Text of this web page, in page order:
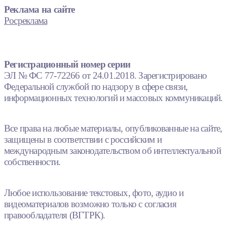
Реклама на сайте
Росреклама
Регистрационный номер серии
ЭЛ № ФС 77-72266 от 24.01.2018. Зарегистрировано
Федеральной службой по надзору в сфере связи,
информационных технологий и массовых коммуникаций.
Все права на любые материалы, опубликованные на сайте,
защищены в соответствии с российским и
международным законодательством об интеллектуальной
собственности.
Любое использование текстовых, фото, аудио и
видеоматериалов возможно только с согласия
правообладателя (ВГТРК).